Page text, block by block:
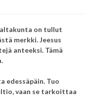
on tullut
merkki.Jeesus
anteeksi. Tämä
edessäpäin. Tuo
vaan se tarkoittaa